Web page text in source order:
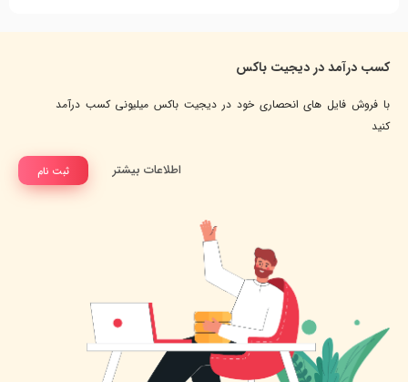
کسب درآمد در دیجیت باکس
با فروش فایل های انحصاری خود در دیجیت باکس میلیونی کسب درآمد
کنید
ثبت نام اطلاعات بیشتر